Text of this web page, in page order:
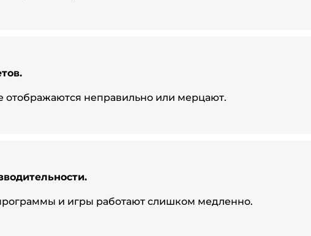
отображаются неправильно или мерцают.
и игры работают слишком медленно.